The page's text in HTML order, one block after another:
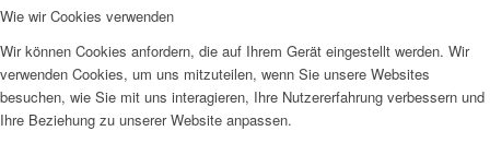
Wie wir Cookies verwenden
Wir können Cookies anfordern, die auf Ihrem Gerät eingestellt werden. Wir
verwenden Cookies, um uns mitzuteilen, wenn Sie unsere Websites
besuchen, wie Sie mit uns interagieren, Ihre Nutzererfahrung verbessern und
Ihre Beziehung zu unserer Website anpassen.